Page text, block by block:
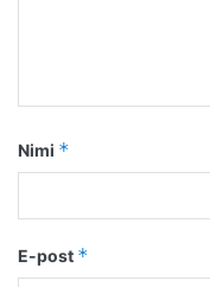
Nimi *
E-post *